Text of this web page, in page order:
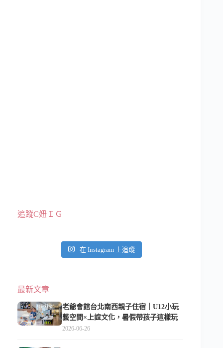
追蹤C妞ＩＧ
在 Instagram 上追蹤
最新文章
老爺會館台北南西親子住宿｜U12小玩
藝空間×上誼文化，暑假帶孩子這樣玩
2026-06-26